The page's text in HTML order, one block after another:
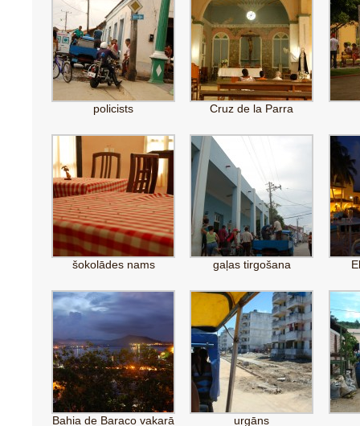
policists Cruz de la Parra
šokolādes nams gaļas tirgošana
Bahia de Baraco vakarā urgāns